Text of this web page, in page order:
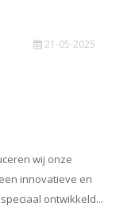
21-05-2025
wij onze
innovatieve en
ontwikkeld...